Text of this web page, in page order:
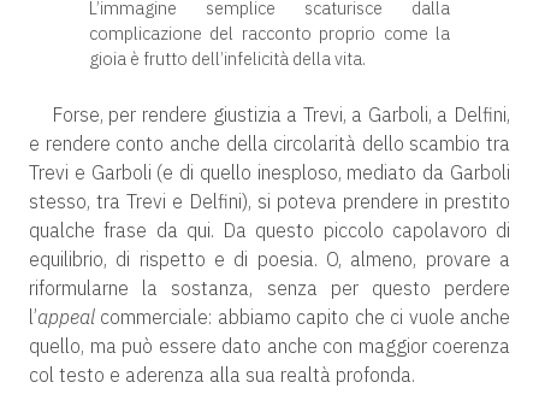
L’immagine semplice scaturisce dalla
complicazione del racconto proprio come la
gioia è frutto dell’infelicità della vita.
Forse, per rendere giustizia a Trevi, a Garboli, a Delfini,
e rendere conto anche della circolarità dello scambio tra
Trevi e Garboli (e di quello inesploso, mediato da Garboli
stesso, tra Trevi e Delfini), si poteva prendere in prestito
qualche frase da qui. Da questo piccolo capolavoro di
equilibrio, di rispetto e di poesia. O, almeno, provare a
riformularne la sostanza, senza per questo perdere
l’appeal commerciale: abbiamo capito che ci vuole anche
quello, ma può essere dato anche con maggior coerenza
col testo e aderenza alla sua realtà profonda.